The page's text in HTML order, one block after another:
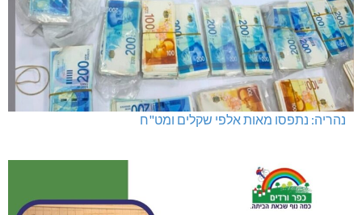
נהריה: נתפסו מאות אלפי שקלים ומט"ח